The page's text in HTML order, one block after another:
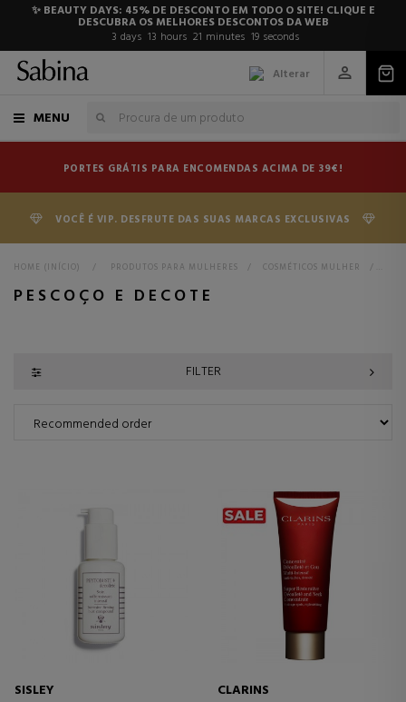
✨ BEAUTY DAYS: 45% DE DESCONTO EM TODO O SITE! CLIQUE E
DESCUBRA OS MELHORES DESCONTOS DA WEB
3 days 13 hours 21 minutes 19 seconds
Alterar
MENU
PORTES GRÁTIS PARA ENCOMENDAS ACIMA DE 39€!
VOCÊ É VIP. DESFRUTE DAS SUAS MARCAS EXCLUSIVAS
HOME (INÍCIO) > PRODUTOS PARA MULHERES > COSMÉTICOS MULHER >
PESCOÇO E DECOTE
FILTER
SISLEY
CLARINS